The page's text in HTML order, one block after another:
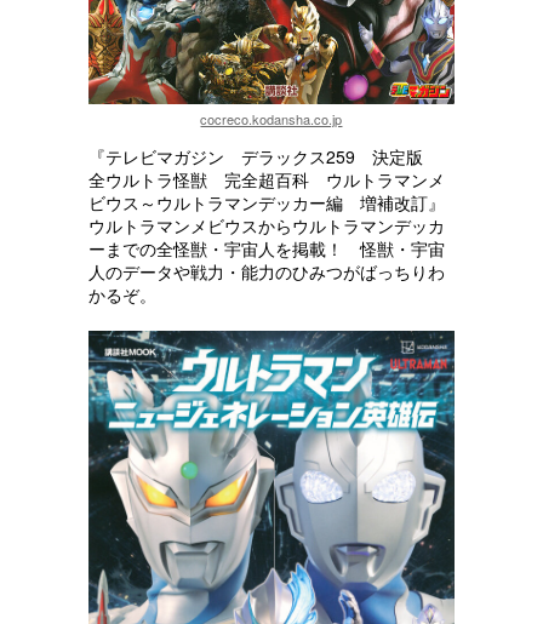
cocreco.kodansha.co.jp
『テレビマガジン デラックス259 決定版
全ウルトラ怪獣 完全超百科 ウルトラマンメ
ビウス～ウルトラマンデッカー編 増補改訂』
ウルトラマンメビウスからウルトラマンデッカ
ーまでの全怪獣・宇宙人を掲載！ 怪獣・宇宙
人のデータや戦力・能力のひみつがばっちりわ
かるぞ。